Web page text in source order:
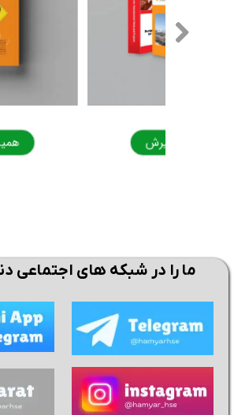
همین حالا بگیرش
ما را در شبکه های اجتماعی